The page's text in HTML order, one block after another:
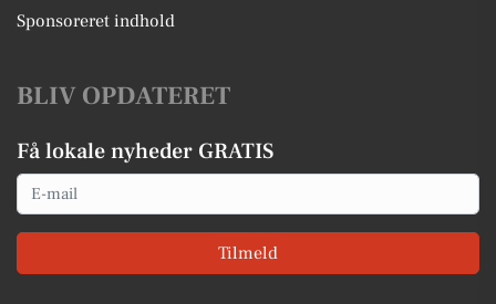
Sponsoreret indhold
BLIV OPDATERET
Få lokale nyheder GRATIS
Email
Tilmeld